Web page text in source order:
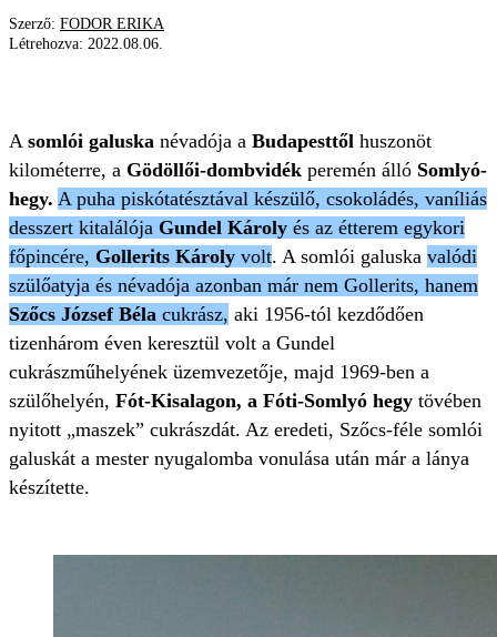
Szerző: FODOR ERIKA
Létrehozva: 2022.08.06.
A somlói galuska névadója a Budapesttől huszonöt
kilométerre, a Gödöllői-dombvidék peremén álló Somlyó-
hegy. A puha piskótatésztával készülő, csokoládés, vaníliás
desszert kitalálója Gundel Károly és az étterem egykori
főpincére, Gollerits Károly volt. A somlói galuska valódi
szülőatyja és névadója azonban már nem Gollerits, hanem
Szőcs József Béla cukrász, aki 1956-tól kezdődően
tizenhárom éven keresztül volt a Gundel
cukrászműhelyének üzemvezetője, majd 1969-ben a
szülőhelyén, Fót-Kisalagon, a Fóti-Somlyó hegy tövében
nyitott „maszek” cukrászdát. Az eredeti, Szőcs-féle somlói
galuskát a mester nyugalomba vonulása után már a lánya
készítette.